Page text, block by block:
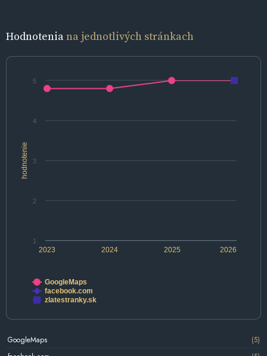
Hodnoteniana jednotlivých stránkach
hodnotenie
2024 2026
2023 2025
1
2
3
4
5
GoogleMaps
facebook.com
zlatestranky.sk
GoogleMaps
(5)